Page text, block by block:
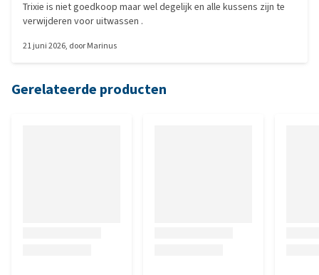
Trixie is niet goedkoop maar wel degelijk en alle kussens zijn te
verwijderen voor uitwassen .
21 juni 2026, doorMarinus
Gerelateerde producten